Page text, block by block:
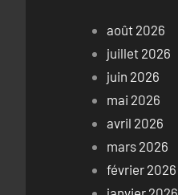
août 2026
juillet 2026
juin 2026
mai 2026
avril 2026
mars 2026
février 2026